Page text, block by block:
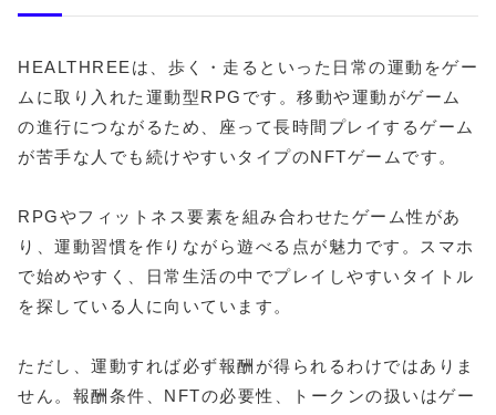
HEALTHREEは、歩く・走るといった日常の運動をゲー
ムに取り入れた運動型RPGです。移動や運動がゲーム
の進行につながるため、座って長時間プレイするゲーム
が苦手な人でも続けやすいタイプのNFTゲームです。
RPGやフィットネス要素を組み合わせたゲーム性があ
り、運動習慣を作りながら遊べる点が魅力です。スマホ
で始めやすく、日常生活の中でプレイしやすいタイトル
を探している人に向いています。
ただし、運動すれば必ず報酬が得られるわけではありま
せん。報酬条件、NFTの必要性、トークンの扱いはゲー